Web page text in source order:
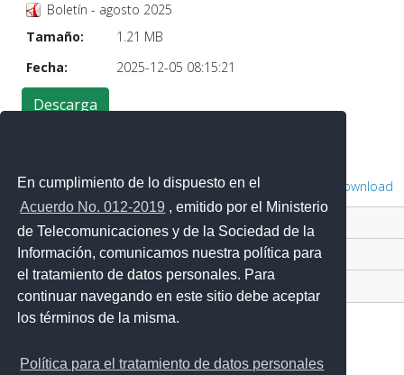
En cumplimiento de lo dispuesto en el
Acuerdo No. 012-2019 , emitido por el Ministerio
de Telecomunicaciones y de la Sociedad de la
Información, comunicamos nuestra política para
el tratamiento de datos personales. Para
continuar navegando en este sitio debe aceptar
los términos de la misma.
Política para el tratamiento de datos personales
Boletín - agosto 2025
Tamaño:
1.21 MB
Fecha:
2025-12-05 08:15:21
Powered by Phoca Download
Contacto Ciudadano Digital
Portal Trámites Ciudadanos
Sistema Nacional de Información (SNI)